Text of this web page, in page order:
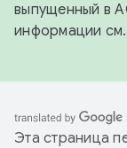
выпущенный в
информации см.
Эта страница